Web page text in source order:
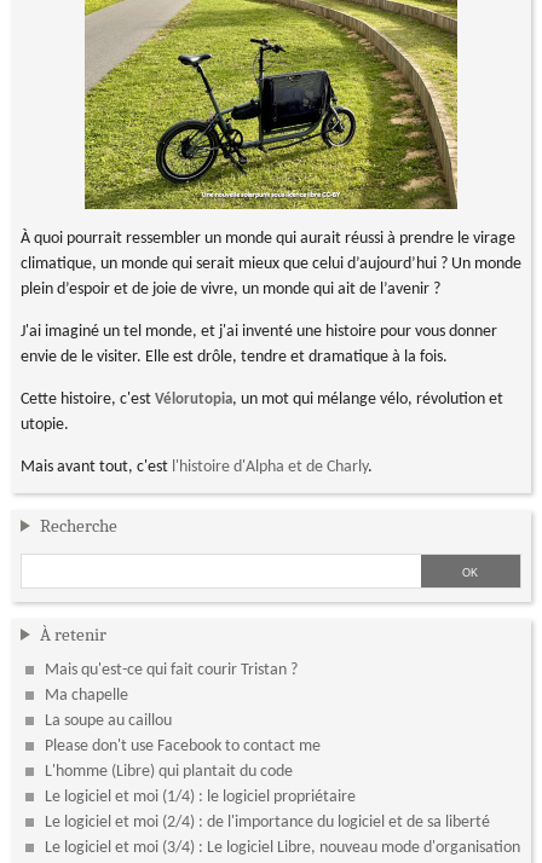
À quoi pourrait ressembler un monde qui aurait réussi à prendre le virage
climatique, un monde qui serait mieux que celui d’aujourd’hui ? Un monde
plein d’espoir et de joie de vivre, un monde qui ait de l’avenir ?
J'ai imaginé un tel monde, et j'ai inventé une histoire pour vous donner
envie de le visiter. Elle est drôle, tendre et dramatique à la fois.
Cette histoire, c'est Vélorutopia, un mot qui mélange vélo, révolution et
utopie.
Mais avant tout, c'est l'histoire d'Alpha et de Charly.
Recherche
À retenir
Mais qu'est-ce qui fait courir Tristan ?
Ma chapelle
La soupe au caillou
Please don't use Facebook to contact me
L'homme (Libre) qui plantait du code
Le logiciel et moi (1/4) : le logiciel propriétaire
Le logiciel et moi (2/4) : de l'importance du logiciel et de sa liberté
Le logiciel et moi (3/4) : Le logiciel Libre, nouveau mode d'organisation